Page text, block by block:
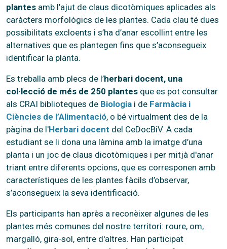
plantes amb l’ajut de claus dicotòmiques aplicades als
caràcters morfològics de les plantes. Cada clau té dues
possibilitats excloents i s’ha d’anar escollint entre les
alternatives que es plantegen fins que s’aconsegueix
identificar la planta.
Es treballa amb plecs de l’herbari docent, una
col·lecció de més de 250 plantes que es pot consultar
als CRAI biblioteques de Biologia i de Farmàcia i
Ciències de l’Alimentació, o bé virtualment des de la
pàgina de l'Herbari docent del CeDocBiV. A cada
estudiant se li dona una làmina amb la imatge d’una
planta i un joc de claus dicotòmiques i per mitjà d'anar
triant entre diferents opcions, que es corresponen amb
característiques de les plantes fàcils d’observar,
s’aconsegueix la seva identificació.
Els participants han après a reconèixer algunes de les
plantes més comunes del nostre territori: roure, om,
margalló, gira-sol, entre d'altres. Han participat